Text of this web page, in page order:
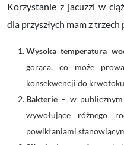
Korzystanie z jacuzzi w
dla przyszłych mam z
Wysoka temperatura
gorąca, co może
konsekwencji do
Bakterie – w
wywołujące różnego
powikłaniami